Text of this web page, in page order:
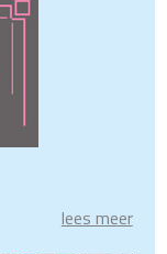
lees meer